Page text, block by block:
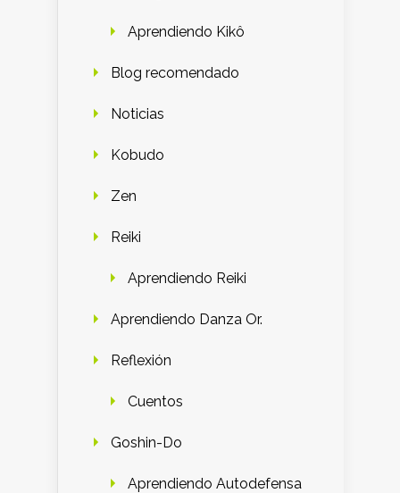
Aprendiendo Kikô
Blog recomendado
Noticias
Kobudo
Zen
Reiki
Aprendiendo Reiki
Aprendiendo Danza Or.
Reflexión
Cuentos
Goshin-Do
Aprendiendo Autodefensa